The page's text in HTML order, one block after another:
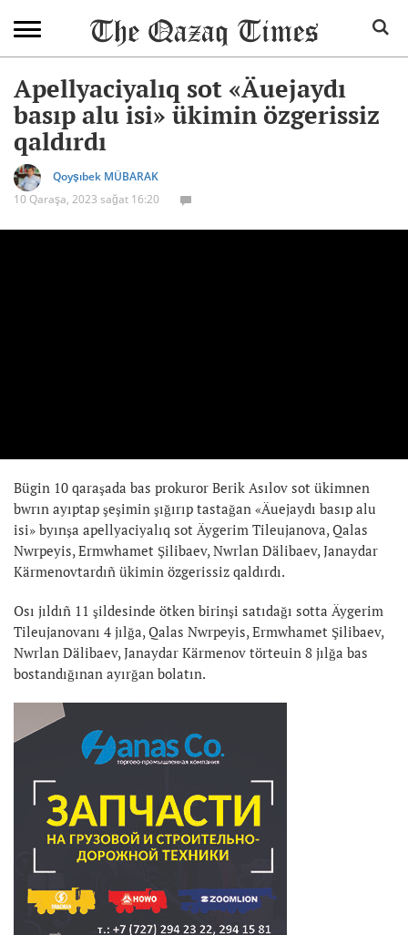
Apellyaciyalıq sot «Äuejaydı
basıp alu isi» ükimin özgerissiz
qaldırdı
Qoyşıbek MÜBARAK
10 Qaraşa, 2023 sağat 16:20
Bügin 10 qaraşada bas prokuror Berik Asılov sot ükimnen
bwrın ayıptap şeşimin şığırıp tastağan «Äuejaydı basıp alu
isi» byınşa apellyaciyalıq sot Äygerim Tileujanova, Qalas
Nwrpeyis, Ermwhamet Şilibaev, Nwrlan Dälibaev, Janaydar
Kärmenovtardıñ ükimin özgerissiz qaldırdı.
Osı jıldıñ 11 şildesinde ötken birinşi satıdağı sotta Äygerim
Tileujanovanı 4 jılğa, Qalas Nwrpeyis, Ermwhamet Şilibaev,
Nwrlan Dälibaev, Janaydar Kärmenov törteuin 8 jılğa bas
bostandığınan ayırğan bolatın.